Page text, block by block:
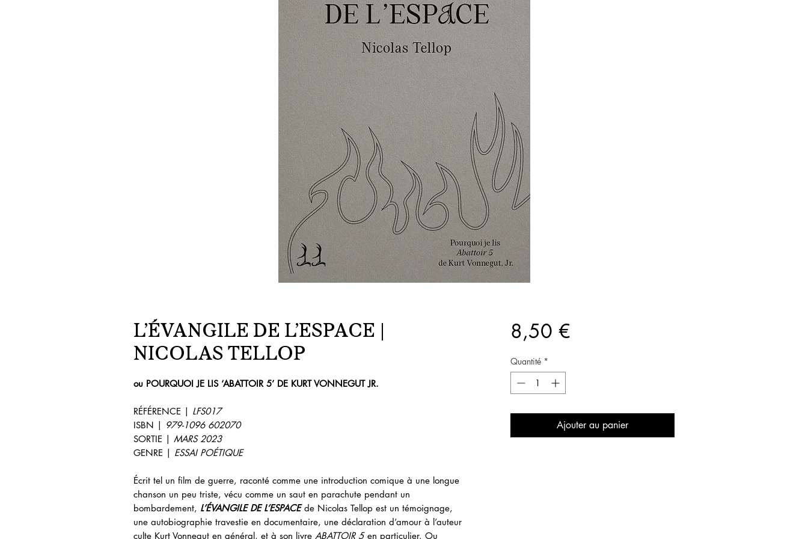
L’ÉVANGILE DE L’ESPACE |
NICOLAS TELLOP
ou POURQUOI JE LIS ‘ABATTOIR 5’ DE KURT VONNEGUT JR.
RÉFÉRENCE | LFS017
ISBN |
979-1096 602070
SORTIE | MARS 2023
GENRE | ESSAI POÉTIQUE
Écrit tel un film de guerre, raconté comme une introduction comique à une longue
chanson un peu triste, vécu comme un saut en parachute pendant un
bombardement, L’ÉVANGILE DE L’ESPACEde Nicolas Tellop est un témoignage,
une autobiographie travestie en documentaire, une déclaration d’amour à l’auteur
culte Kurt Vonnegut en général, et à son livre ABATTOIR 5en particulier. Ou
8,50 €Prix
Quantité *
Ajouter au panier